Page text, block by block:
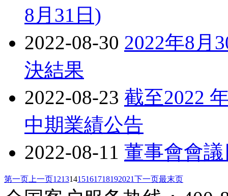
8月31日)
2022-08-30 2022年8月
決結果
2022-08-23 截至2022
中期業績公告
2022-08-11 董事會會
第一页 上一页12131415161718192021下一页最末页